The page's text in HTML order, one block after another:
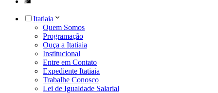
Itatiaia
Quem Somos
Programação
Ouça a Itatiaia
Institucional
Entre em Contato
Expediente Itatiaia
Trabalhe Conosco
Lei de Igualdade Salarial